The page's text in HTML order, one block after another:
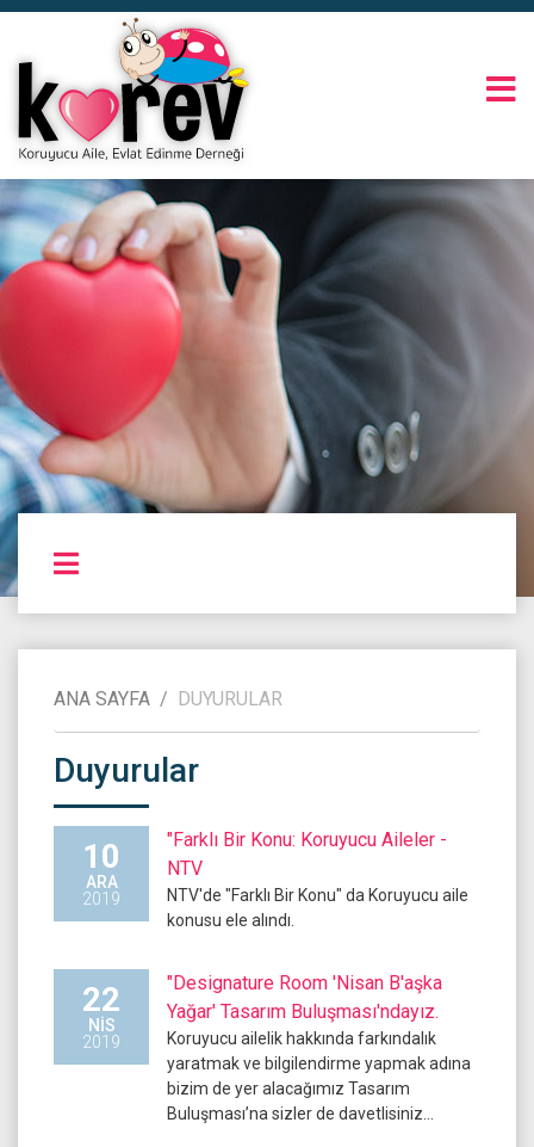
ANA SAYFA DUYURULAR
Duyurular
10
ARA
2019
"Farklı Bir Konu: Koruyucu Aileler -
NTV
NTV'de "Farklı Bir Konu" da Koruyucu aile
konusu ele alındı.
22
NIS
2019
"Designature Room 'Nisan B'aşka
Yağar' Tasarım Buluşması'ndayız.
Koruyucu ailelik hakkında farkındalık
yaratmak ve bilgilendirme yapmak adına
bizim de yer alacağımız Tasarım
Buluşması’na sizler de davetlisiniz…